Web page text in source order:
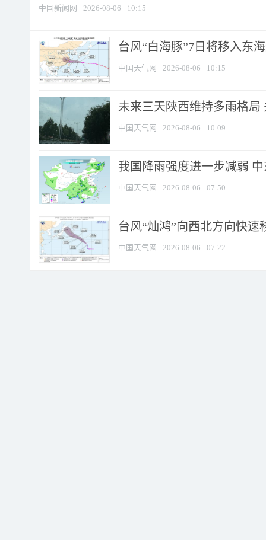
中国新闻网 2026-08-06 10:15
台风“白海豚”7日将移入东
中国天气网 2026-08-06 10:15
未来三天陕西维持多雨格局
中国天气网 2026-08-06 10:09
我国降雨强度进一步减弱
中国天气网 2026-08-06 07:50
台风“灿鸿”向西北方向快
中国天气网 2026-08-06 07:22